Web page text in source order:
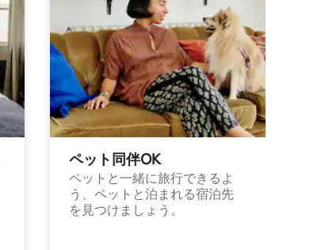
ペット同⁠伴OK
ペットと一緒に旅行できるよ
う、ペットと泊まれる宿泊先
を見つけましょう。